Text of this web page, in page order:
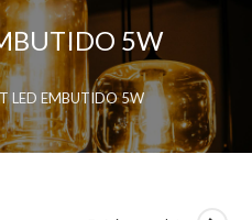
5W
LED EMBUTIDO 5W